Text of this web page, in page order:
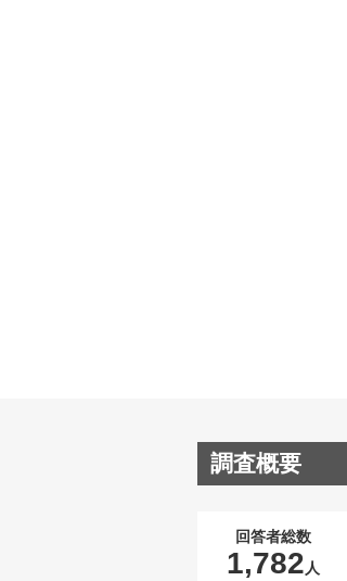
調査概要
回答者総数
1,782 人